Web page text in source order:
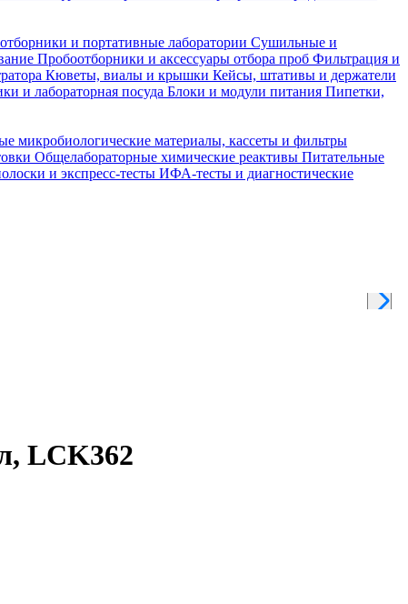
и портативные лаборатории Сушильные и
Пробоотборники и аксессуары отбора проб Фильтрация и
Кюветы, виалы и крышки Кейсы, штативы и держатели
и лабораторная посуда Блоки и модули питания Пипетки,
микробиологические материалы, кассеты и фильтры
Общелабораторные химические реактивы Питательные
и экспресс-тесты ИФА-тесты и диагностические
LCK362